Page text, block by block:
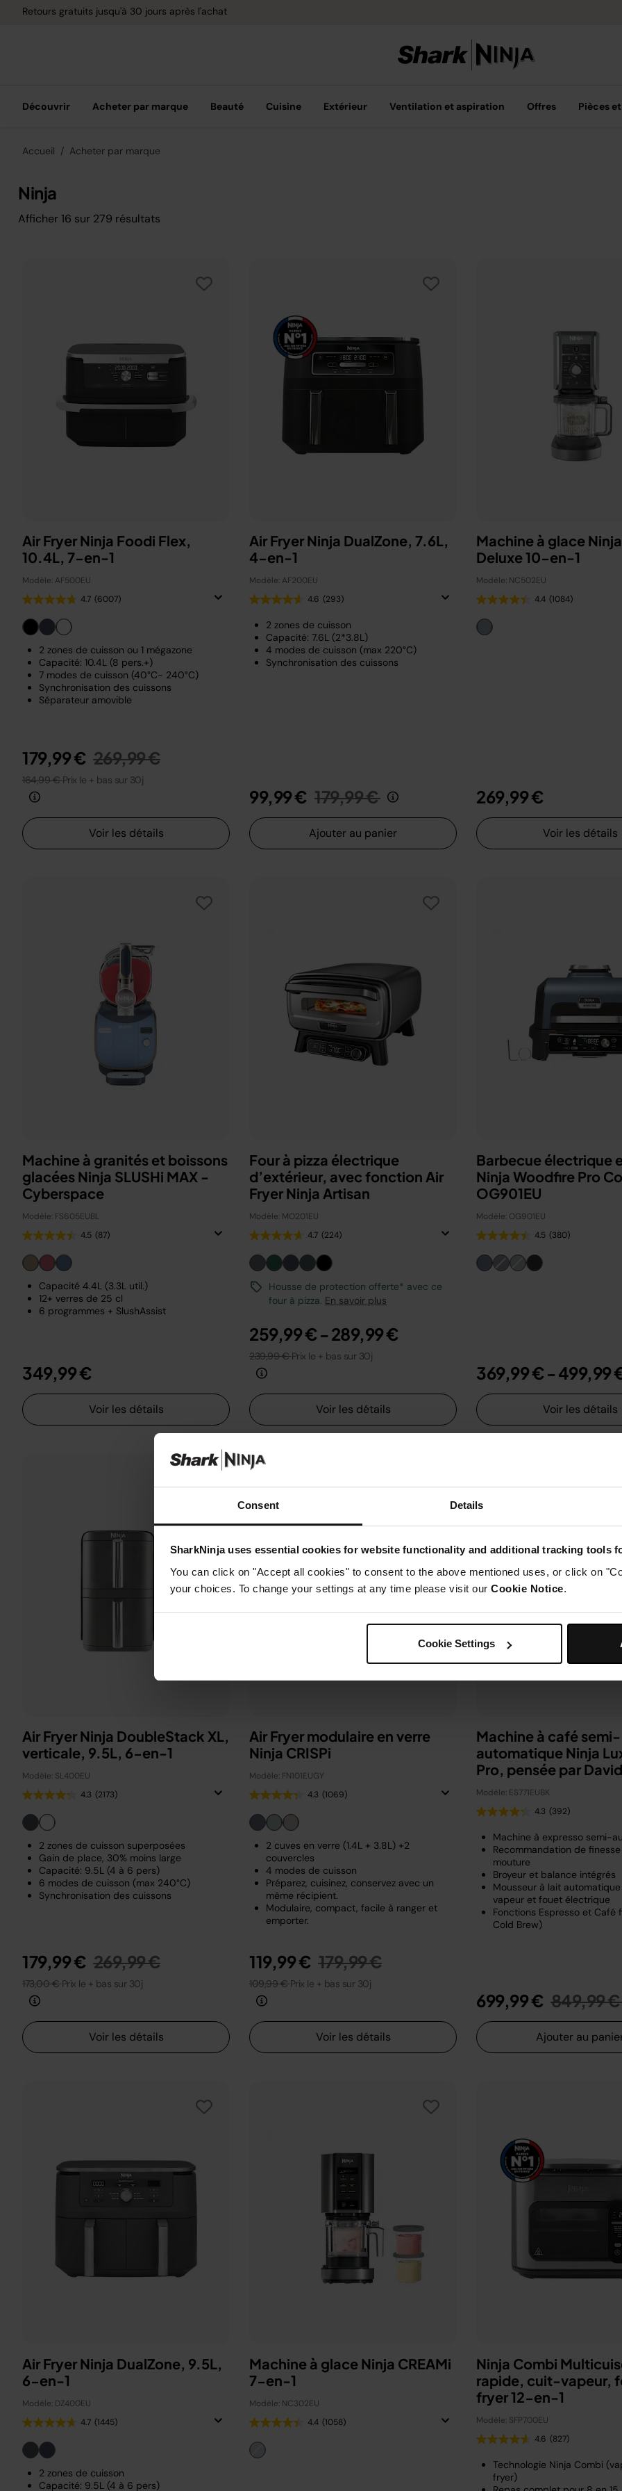
Consent Details
SharkNinja uses essential cookies for website functionality and additional tracking tools
You can click on "Accept all cookies" to consent to the above mentioned uses, or click on
your choices. To change your settings at any time please visit our Cookie Notice.
Cookie Settings
Options de paiement flexible avec Klarna Achetez
Découvrir Acheter par marque Beauté Cuisine Extérieur Ventilation et aspiration Offres Pièces
Accueil Acheter par marque
Ninja
Afficher 16 sur 279 résultats
Air Fryer Ninja Foodi Flex,
10.4L, 7-en-1
Modèle: AF500EU
4.7 (6007)
2 zones de cuisson ou 1 mégazone
Capacité: 10.4L (8 pers.+)
7 modes de cuisson (40°C- 240°C)
Synchronisation des cuissons
Séparateur amovible
179,99 € Prix réduit de
269,99 €au
164,99 €Prix le + bas sur 30j
Voir les détails
Air Fryer Ninja DualZone, 7.6L,
4-en-1
Modèle: AF200EU
4.6 (293)
2 zones de cuisson
Capacité: 7.6L (2*3.8L)
4 modes de cuisson (max 220°C)
Synchronisation des cuissons
99,99 € Prix réduit de
179,99 €au
Ajouter au panier
Machine à glace
Deluxe 10-en-1
Modèle: NC502EU
4.4 (1084)
269,99 €
Voir les détails
Machine à granités et boissons
glacées Ninja SLUSHi MAX -
Cyberspace
Modèle: FS605EUBL
4.5 (87)
Capacité 4.4L (3.3L util.)
12+ verres de 25 cl
6 programmes + SlushAssist
349,99 €
Voir les détails
Four à pizza électrique
d’extérieur, avec fonction Air
Fryer Ninja Artisan
Modèle: MO201EU
4.7 (224)
Housse de protection offerte* avec ce
four à pizza. En savoir plus
259,99 € - 289,99 €
239,99 €Prix le + bas sur 30j
Voir les détails
Barbecue électrique
Ninja Woodfire Pro
OG901EU
Modèle: OG901EU
4.5 (380)
369,99 € - 499,99
Voir les détails
Air Fryer Ninja DoubleStack XL,
verticale, 9.5L, 6-en-1
Modèle: SL400EU
4.3 (2173)
2 zones de cuisson superposées
Gain de place, 30% moins large
Capacité: 9.5L (4 à 6 pers)
6 modes de cuisson (max 240°C)
Synchronisation des cuissons
179,99 € Prix réduit de
269,99 €au
173,00 €Prix le + bas sur 30j
Voir les détails
Air Fryer modulaire en verre
Ninja CRISPi
Modèle: FN101EUGY
4.3 (1069)
2 cuves en verre (1.4L + 3.8L) +2
couvercles
4 modes de cuisson
Préparez, cuisinez, conservez avec un
même récipient.
Modulaire, compact, facile à ranger et
emporter.
119,99 € Prix réduit de
179,99 €au
109,99 €Prix le + bas sur 30j
Voir les détails
Machine à café semi-
automatique Ninja
Pro, pensée par David
Beckham
Modèle: ES771EUBK
4.3 (392)
Machine à expresso semi-
Recommandation de
mouture
Broyeur et balance intégrés
Mousseur à lait
vapeur et fouet électrique
Fonctions Espresso et Café
Cold Brew)
699,99 € Prix
849,99 €
Ajouter au
Air Fryer Ninja DualZone, 9.5L,
6-en-1
Modèle: DZ400EU
4.7 (1445)
2 zones de cuisson
Capacité: 9.5L (4 à 6 pers)
Machine à glace Ninja CREAMi
7-en-1
Modèle: NC302EU
4.4 (1058)
Ninja Combi
rapide, cuit-vapeur,
fryer 12-en-1
Modèle: SFP700EU
4.6 (827)
Technologie Ninja Combi
fryer)